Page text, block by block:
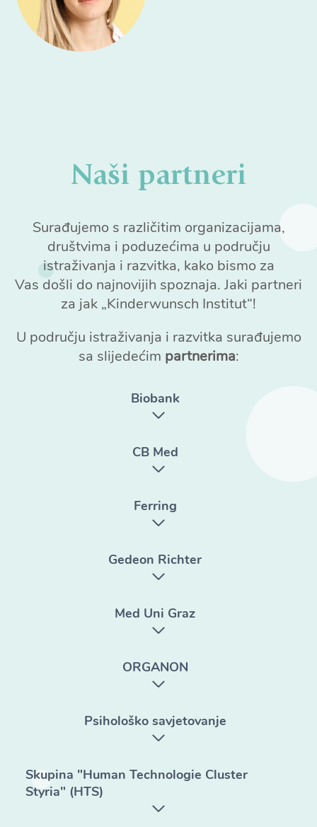
Naši partneri
Surađujemo s različitim organizacijama,
društvima i poduzećima u području
istraživanja i razvitka, kako bismo za
Vas došli do najnovijih spoznaja. Jaki partneri
za jak „Kinderwunsch Institut“!
U području istraživanja i razvitka surađujemo
sa slijedećim partnerima:
Biobank
CB Med
Ferring
Gedeon Richter
Med Uni Graz
ORGANON
Psihološko savjetovanje
Skupina "Human Technologie Cluster
Styria" (HTS)